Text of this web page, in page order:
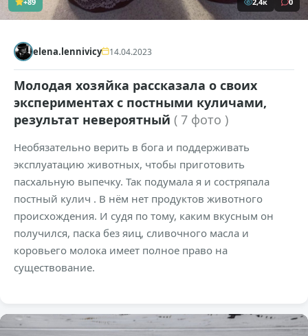
elena.lennivicy 14.04.2023
Молодая хозяйка рассказала о своих
экспериментах с постными куличами,
результат невероятный ( 7 фото )
Необязательно верить в бога и поддерживать
эксплуатацию животных, чтобы приготовить
пасхальную выпечку. Так подумала я и состряпала
постный кулич . В нём нет продуктов животного
происхождения. И судя по тому, каким вкусным он
получился, паска без яиц, сливочного масла и
коровьего молока имеет полное право на
существование.